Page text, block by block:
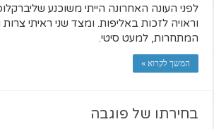
לפני העונה האחרונה הייתי משוכנע
וראויה לזכות באליפות. ומצד שני ראיתי
המתחרות, למעט סיטי.
המשך לקרוא »
בחירתו של פוגבה